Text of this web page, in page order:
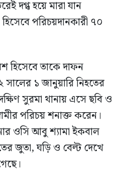
দগ্ধ হয়ে মারা যান
হিসেবে পরিচয়দানকারী ৭০
হিসেবে তাকে দাফন
১ জানুয়ারি নিহতের
দক্ষিণ সুরমা থানায় এসে ছবি ও
পরিচয় শনাক্ত করেন।
ওসি আবু শ্যামা ইকবাল
জুতা, ঘড়ি ও বেল্ট দেখে